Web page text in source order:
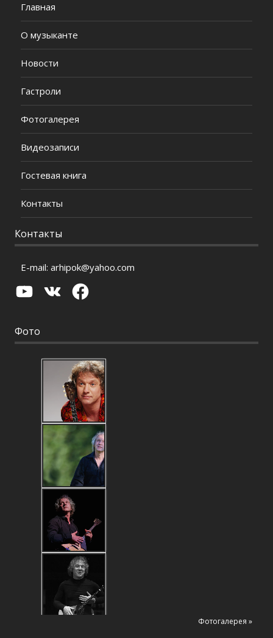
Главная
О музыканте
Новости
Гастроли
Фотогалерея
Видеозаписи
Гостевая книга
Контакты
Контакты
E-mail:arhipok@yahoo.com
YouTube
VK Facebook
Фото
Фотогалерея »